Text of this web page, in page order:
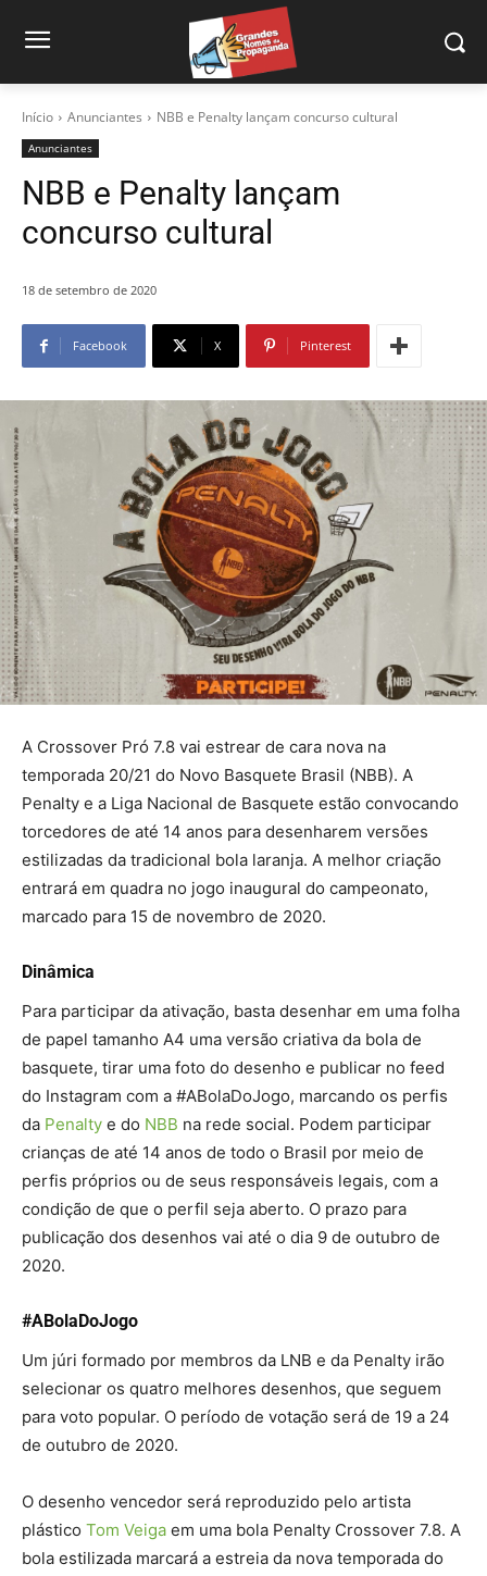
Início Anunciantes NBB e Penalty lançam concurso cultural
Anunciantes
NBB e Penalty lançam
concurso cultural
18 de setembro de 2020
Facebook X Pinterest
A Crossover Pró 7.8 vai estrear de cara nova na
temporada 20/21 do Novo Basquete Brasil (NBB). A
Penalty e a Liga Nacional de Basquete estão convocando
torcedores de até 14 anos para desenharem versões
estilizadas da tradicional bola laranja. A melhor criação
entrará em quadra no jogo inaugural do campeonato,
marcado para 15 de novembro de 2020.
Dinâmica
Para participar da ativação, basta desenhar em uma folha
de papel tamanho A4 uma versão criativa da bola de
basquete, tirar uma foto do desenho e publicar no feed
do Instagram com a #ABolaDoJogo, marcando os perfis
da Penalty e do NBB na rede social. Podem participar
crianças de até 14 anos de todo o Brasil por meio de
perfis próprios ou de seus responsáveis legais, com a
condição de que o perfil seja aberto. O prazo para
publicação dos desenhos vai até o dia 9 de outubro de
2020.
#ABolaDoJogo
Um júri formado por membros da LNB e da Penalty irão
selecionar os quatro melhores desenhos, que seguem
para voto popular. O período de votação será de 19 a 24
de outubro de 2020.
O desenho vencedor será reproduzido pelo artista
plástico Tom Veiga em uma bola Penalty Crossover 7.8. A
bola estilizada marcará a estreia da nova temporada do